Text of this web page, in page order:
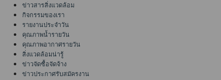
ข่าวสารสิ่งแวดล้อม
กิจกรรมของเรา
รายงานประจำวัน
คุณภาพน้ำรายวัน
คุณภาพอากาศรายวัน
สิ่งแวดล้อมน่ารู้
ข่าวจัดซื้อจัดจ้าง
ข่าวประกาศรับสมัครงาน